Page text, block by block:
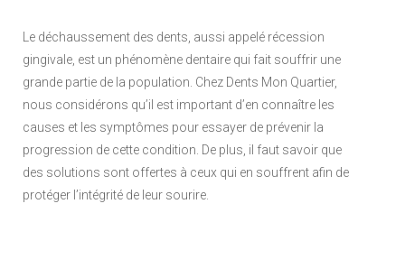
Le déchaussement des dents, aussi appelé récession
gingivale, est un phénomène dentaire qui fait souffrir une
grande partie de la population. Chez Dents Mon Quartier,
nous considérons qu’il est important d’en connaître les
causes et les symptômes pour essayer de prévenir la
progression de cette condition. De plus, il faut savoir que
des solutions sont offertes à ceux qui en souffrent afin de
protéger l’intégrité de leur sourire.